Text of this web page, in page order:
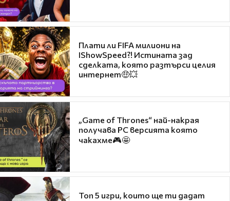
Плати ли FIFA милиони на
IShowSpeed?! Истината зад
сделката, която разтърси целия
интернет🤑💥
„Game of Thrones“ най-накрая
получава PC версията която
чакахме🎮🤩
Топ 5 игри, които ще ти дадат